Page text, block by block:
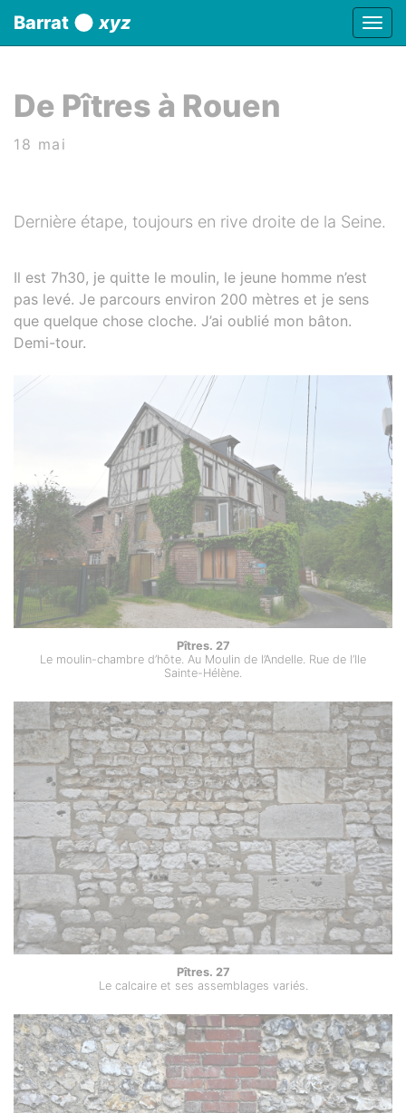
Barrat xyz
De Pîtres à Rouen
18 mai
Dernière étape, toujours en rive droite de la Seine.
Il est 7h30, je quitte le moulin, le jeune homme n’est
pas levé. Je parcours environ 200 mètres et je sens
que quelque chose cloche. J’ai oublié mon bâton.
Demi-tour.
Pîtres. 27
Le moulin-chambre d’hôte. Au Moulin de l’Andelle. Rue de l’Ile
Sainte-Hélène.
Pîtres. 27
Le calcaire et ses assemblages variés.
Panneau de gestion des cookies